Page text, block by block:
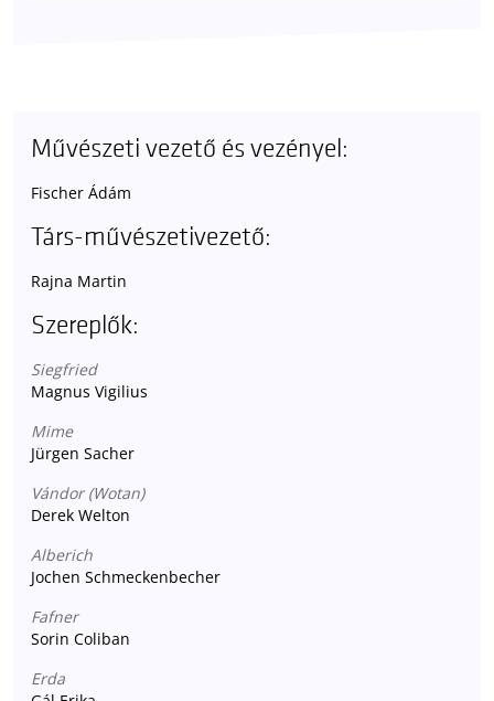
Művészeti vezető és vezényel:
Fischer Ádám
Társ-művészetivezető:
Rajna Martin
Szereplők:
Siegfried
Magnus Vigilius
Mime
Jürgen Sacher
Vándor (Wotan)
Derek Welton
Alberich
Jochen Schmeckenbecher
Fafner
Sorin Coliban
Erda